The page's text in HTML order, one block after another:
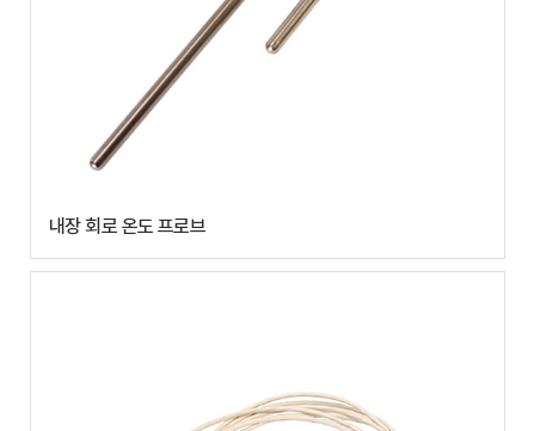
내장 회로 온도 프로브